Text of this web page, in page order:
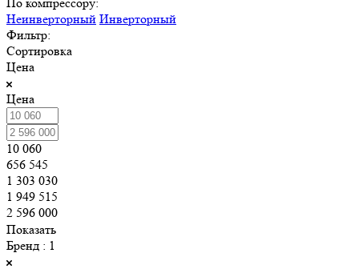
Неинверторный Инверторный
Фильтр:
Сортировка
Цена
Цена
10 060
656 545
1 303 030
1 949 515
2 596 000
Показать
Бренд : 1